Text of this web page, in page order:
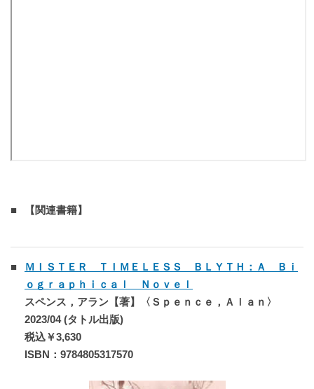
【関連書籍】
ＭＩＳＴＥＲ ＴＩＭＥＬＥＳＳ ＢＬＹＴＨ：Ａ Ｂｉ
ｏｇｒａｐｈｉｃａｌ Ｎｏｖｅｌ
スペンス，アラン【著】〈Ｓｐｅｎｃｅ，Ａｌａｎ〉
2023/04 (タトル出版)
税込￥3,630
ISBN：9784805317570